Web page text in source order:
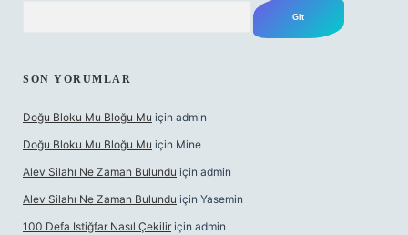
SON YORUMLAR
Doğu Bloku Mu Bloğu Mu için admin
Doğu Bloku Mu Bloğu Mu için Mine
Alev Silahı Ne Zaman Bulundu için admin
Alev Silahı Ne Zaman Bulundu için Yasemin
100 Defa Istiğfar Nasıl Çekilir için admin